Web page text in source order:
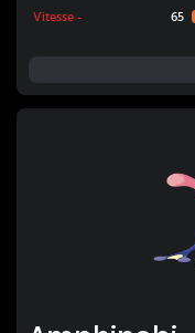
Vitesse - 65